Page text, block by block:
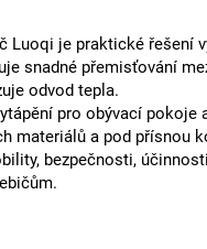
je praktické řešení
snadné přemisťování
odvod tepla.
pro obývací pokoje
materiálů a pod přísnou
bezpečnosti,